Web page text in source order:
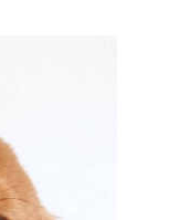
カ
分
し